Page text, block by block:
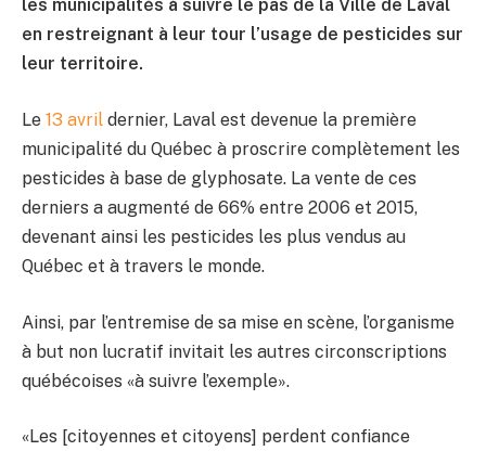
les municipalités à suivre le pas de la Ville de Laval
en restreignant à leur tour l’usage de pesticides sur
leur territoire.
Le 13 avril dernier, Laval est devenue la première
municipalité du Québec à proscrire complètement les
pesticides à base de glyphosate. La vente de ces
derniers a augmenté de 66% entre 2006 et 2015,
devenant ainsi les pesticides les plus vendus au
Québec et à travers le monde.
Ainsi, par l’entremise de sa mise en scène, l’organisme
à but non lucratif invitait les autres circonscriptions
québécoises «à suivre l’exemple».
«Les [citoyennes et citoyens] perdent confiance